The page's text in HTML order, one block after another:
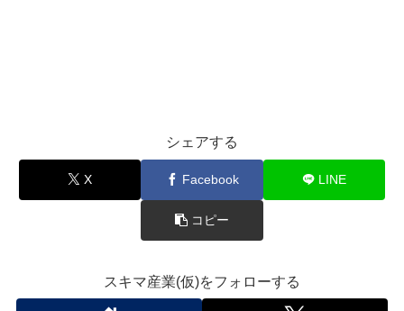
シェアする
X Facebook LINE
コピー
スキマ産業(仮)をフォローする